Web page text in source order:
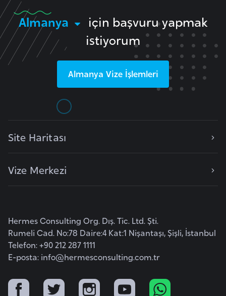
Almanya
için başvuru yapmak
istiyorum
Almanya Vize İşlemleri
Site Haritası
Vize Merkezi
Hermes Consulting Org. Dış. Tic. Ltd. Şti.
Rumeli Cad. No:78 Daire:4 Kat:1 Nişantaşı, Şişli, İstanbul
Telefon: +90 212 287 1111
E-posta: info@hermesconsulting.com.tr
n
i
m
a
e
k
i
k
K
o
n
g